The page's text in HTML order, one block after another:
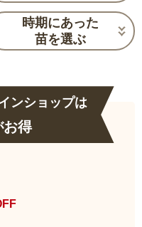
時期にあった
苗を選ぶ
ンショップは
お得